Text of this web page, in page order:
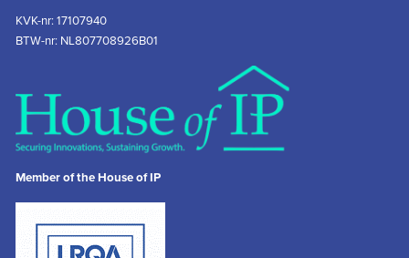
KVK-nr: 17107940
BTW-nr: NL807708926B01
Member of the House of IP